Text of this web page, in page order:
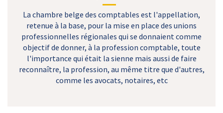
La chambre belge des comptables est l'appellation,
retenue à la base, pour la mise en place des unions
professionnelles régionales qui se donnaient comme
objectif de donner, à la profession comptable, toute
l'importance qui était la sienne mais aussi de faire
reconnaître, la profession, au même titre que d'autres,
comme les avocats, notaires, etc